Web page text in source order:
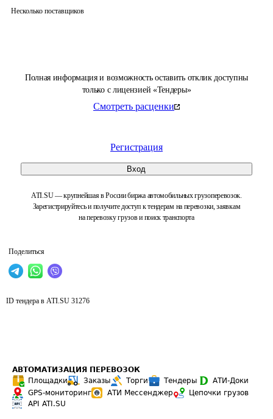
Полная информация и возможность оставить отклик доступны
только с лицензией «Тендеры»
Смотреть расценки
Регистрация
Вход
ATI.SU — крупнейшая в России биржа автомобильных грузоперевозок.
Зарегистрируйтесь и получите доступ к тендерам на перевозки, заявкам
на перевозку грузов и поиск транспорта
Поделиться
Несколько поставщиков
ID тендера в ATI.SU 31276
АВТОМАТИЗАЦИЯ ПЕРЕВОЗОК
Площадки
Заказы Торги Тендеры
АТИ-Доки
GPS-мониторинг
АТИ Мессенджер
Цепочки грузов
API ATI.SU